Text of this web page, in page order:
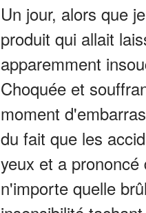
Un jour, alors que
produit qui allait
apparemment
Choquée et
moment
du fait que les
yeux et a
n'importe quelle